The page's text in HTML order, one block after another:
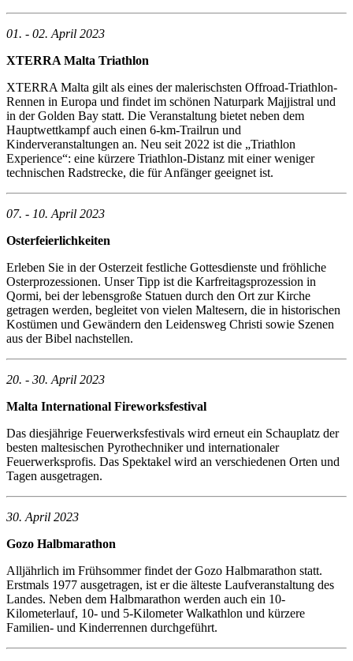
01. - 02. April 2023
XTERRA Malta Triathlon
XTERRA Malta gilt als eines der malerischsten Offroad-Triathlon-
Rennen in Europa und findet im schönen Naturpark Majjistral und
in der Golden Bay statt. Die Veranstaltung bietet neben dem
Hauptwettkampf auch einen 6-km-Trailrun und
Kinderveranstaltungen an. Neu seit 2022 ist die „Triathlon
Experience“: eine kürzere Triathlon-Distanz mit einer weniger
technischen Radstrecke, die für Anfänger geeignet ist.
07. - 10. April 2023
Osterfeierlichkeiten
Erleben Sie in der Osterzeit festliche Gottesdienste und fröhliche
Osterprozessionen. Unser Tipp ist die Karfreitagsprozession in
Qormi, bei der lebensgroße Statuen durch den Ort zur Kirche
getragen werden, begleitet von vielen Maltesern, die in historischen
Kostümen und Gewändern den Leidensweg Christi sowie Szenen
aus der Bibel nachstellen.
20. - 30. April 2023
Malta International Fireworksfestival
Das diesjährige Feuerwerksfestivals wird erneut ein Schauplatz der
besten maltesischen Pyrothechniker und internationaler
Feuerwerksprofis. Das Spektakel wird an verschiedenen Orten und
Tagen ausgetragen.
30. April 2023
Gozo Halbmarathon
Alljährlich im Frühsommer findet der Gozo Halbmarathon statt.
Erstmals 1977 ausgetragen, ist er die älteste Laufveranstaltung des
Landes. Neben dem Halbmarathon werden auch ein 10-
Kilometerlauf, 10- und 5-Kilometer Walkathlon und kürzere
Familien- und Kinderrennen durchgeführt.